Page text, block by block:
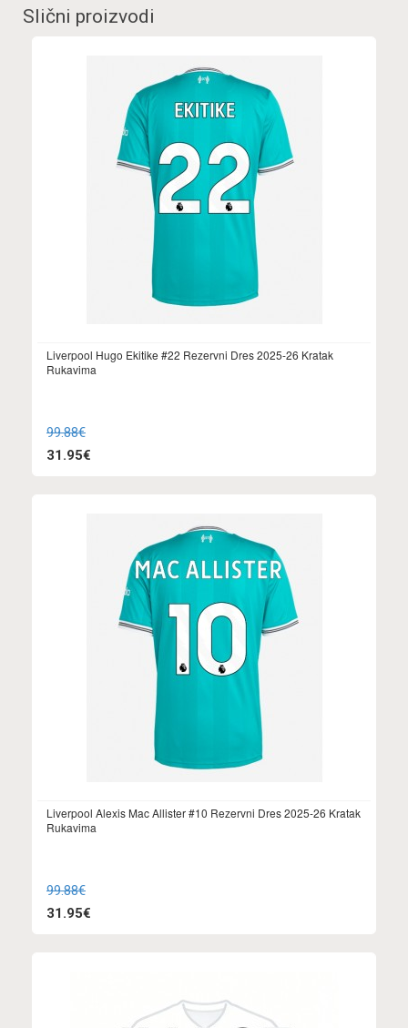
Slični proizvodi
Liverpool Hugo Ekitike #22 Rezervni Dres 2025-26 Kratak
Rukavima
99.88€
31.95€
Liverpool Alexis Mac Allister #10 Rezervni Dres 2025-26 Kratak
Rukavima
99.88€
31.95€